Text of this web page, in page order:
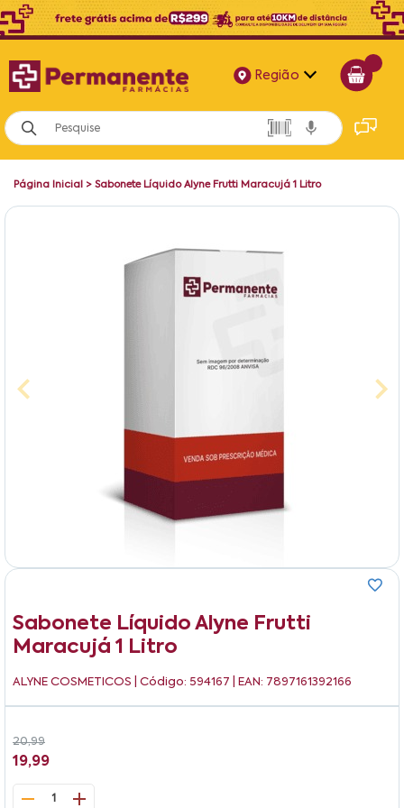
Região
Alagoas
Bahia
Página Inicial > Sabonete Líquido Alyne Frutti Maracujá 1 Litro
Sabonete Líquido Alyne Frutti
Maracujá 1 Litro
ALYNE COSMETICOS | Código: 594167 | EAN: 7897161392166
20,99
19,99
1